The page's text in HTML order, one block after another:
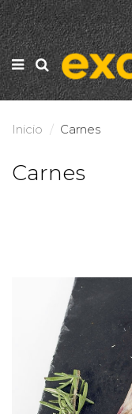
Inicio Carnes
Carnes